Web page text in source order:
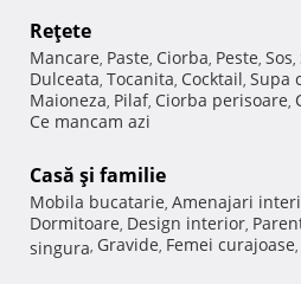
Reţete
Mancare, Paste, Ciorba, Peste, Sos,
Dulceata, Tocanita, Cocktail, Supa
Maioneza, Pilaf, Ciorba perisoare,
Ce mancam azi
Casă şi familie
Mobila bucatarie, Amenajari
Dormitoare, Design interior,
singura, Gravide, Femei curajoase,